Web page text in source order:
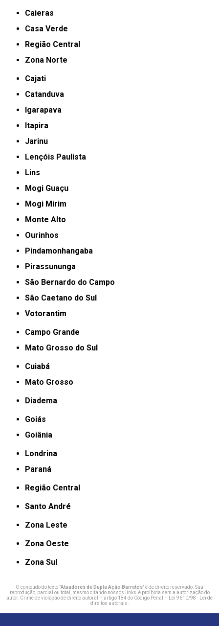
Caieras
Casa Verde
Região Central
Zona Norte
Cajati
Catanduva
Igarapava
Itapira
Jarinu
Lençóis Paulista
Lins
Mogi Guaçu
Mogi Mirim
Monte Alto
Ourinhos
Pindamonhangaba
Pirassununga
São Bernardo do Campo
São Caetano do Sul
Votorantim
Campo Grande
Mato Grosso do Sul
Cuiabá
Mato Grosso
Diadema
Goiás
Goiânia
Londrina
Paraná
Região Central
Santo André
Zona Leste
Zona Oeste
Zona Sul
O conteúdo do texto "Atuadores de Dupla Ação Barretos" é de direito reservado. Sua
reprodução, parcial ou total, mesmo citando nossos links, é proibida sem a autorização do
autor. Crime de violação de direito autoral – artigo 184 do Código Penal – Lei 9610/98 - Lei de
direitos autorais.